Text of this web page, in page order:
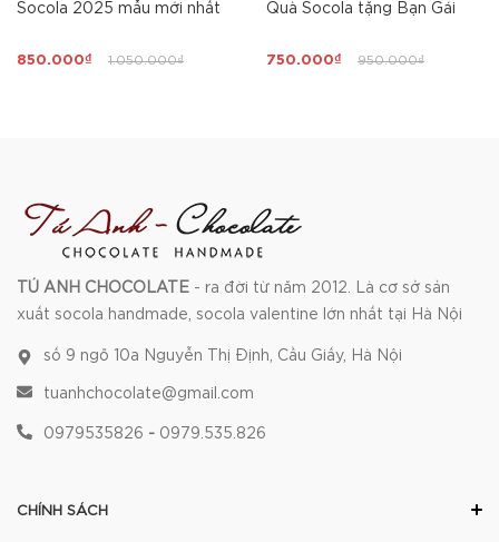
Socola 2025 mẫu mới nhất
850.000₫ 1.050.000₫
Quà Socola tặng Bạn Gái
750.000₫ 950.000₫
TÚ ANH CHOCOLATE - ra đời từ năm 2012. Là cơ sở sản
xuất socola handmade, socola valentine lớn nhất tại Hà Nội
số 9 ngõ 10a Nguyễn Thị Định, Cầu Giấy, Hà Nội
tuanhchocolate@gmail.com
0979535826 - 0979.535.826
CHÍNH SÁCH